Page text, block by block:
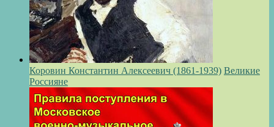
Коровин Константин Алексеевич (1861-1939) Великие
Россияне